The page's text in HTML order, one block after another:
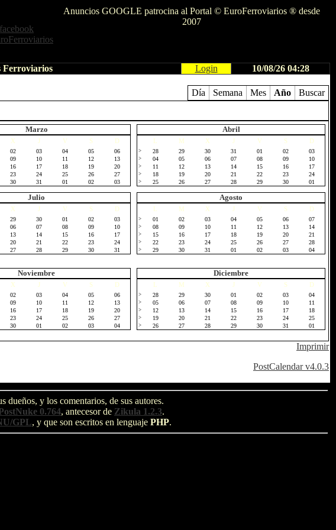
Anuncios GOOGLE patrocina al Portal © EuroFerroviarios ® desde
2007
Ferroviarios Login 10/08/26 04:28
Día Semana Mes Año Buscar
Marzo
X J V S D
02 03 04 05 06
09 10 11 12 13
16 17 18 19 20
23 24 25 26 27
30 31 01 02 03
Abril
M X J V S D
> 28 29 30 31 01 02 03
> 04 05 06 07 08 09 10
> 11 12 13 14 15 16 17
> 18 19 20 21 22 23 24
> 25 26 27 28 29 30 01
Julio
X J V S D
29 30 01 02 03
06 07 08 09 10
13 14 15 16 17
20 21 22 23 24
27 28 29 30 31
Agosto
M X J V S D
> 01 02 03 04 05 06 07
> 08 09 10 11 12 13 14
> 15 16 17 18 19 20 21
> 22 23 24 25 26 27 28
> 29 30 31 01 02 03 04
Noviembre
X J V S D
02 03 04 05 06
09 10 11 12 13
16 17 18 19 20
23 24 25 26 27
30 01 02 03 04
Diciembre
M X J V S D
> 28 29 30 01 02 03 04
> 05 06 07 08 09 10 11
> 12 13 14 15 16 17 18
> 19 20 21 22 23 24 25
> 26 27 28 29 30 31 01
Imprimir
PostCalendar v4.0.3
dueños, y los comentarios, de sus autores.
0.764, antecesor de Zikula 1.2.3.
GPL, y que son escritos en lenguaje PHP.